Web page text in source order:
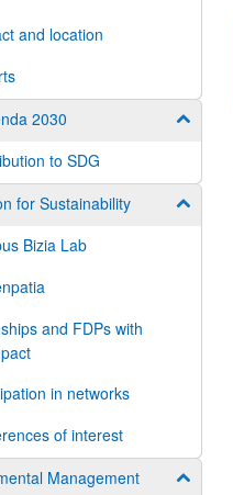
and location
2030
Show/
to SDG
for Sustainability
Show/
Bizia Lab
and FDPs with
in networks
of interest
Management
Show/